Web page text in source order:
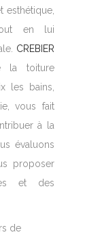
esthétique,
en lui
CREBIER
la toiture
les bains,
vous fait
à la
évaluons
proposer
et des
de